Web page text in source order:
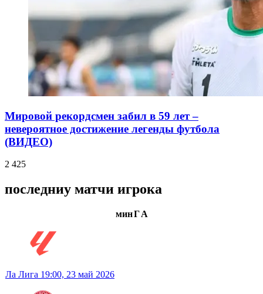
Мировой рекордсмен забил в 59 лет –
невероятное достижение легенды футбола
(ВИДЕО)
2 425
последниу матчи игрока
минГА
Ла Лига 19:00, 23 май 2026